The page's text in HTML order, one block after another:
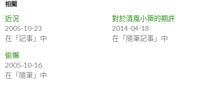
相關
近況
2005-10-23
在「記事」中
對於清風小築的期許
2014-04-18
在「隨筆記事」中
偷懶
2005-10-16
在「隨筆」中